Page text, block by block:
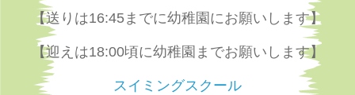
【送りは16:45までに幼稚園にお願いします】
【迎えは18:00頃に幼稚園までお願いします】
スイミングスクール